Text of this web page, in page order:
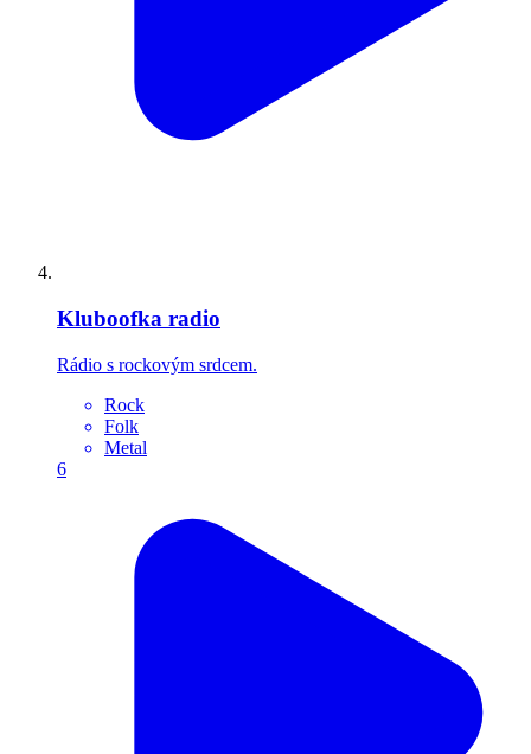
Kluboofka radio
Rádio s rockovým srdcem.
Rock
Folk
Metal
6